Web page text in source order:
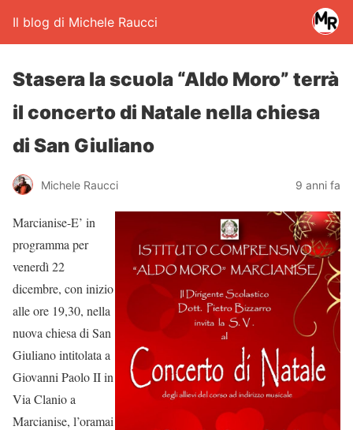
Il blog di Michele Raucci
Stasera la scuola “Aldo Moro” terrà
il concerto di Natale nella chiesa
di San Giuliano
Michele Raucci 9 anni fa
Marcianise-E’ in
programma per
venerdì 22
dicembre, con inizio
alle ore 19,30, nella
nuova chiesa di San
Giuliano intitolata a
Giovanni Paolo II in
Via Clanio a
Marcianise, l’oramai